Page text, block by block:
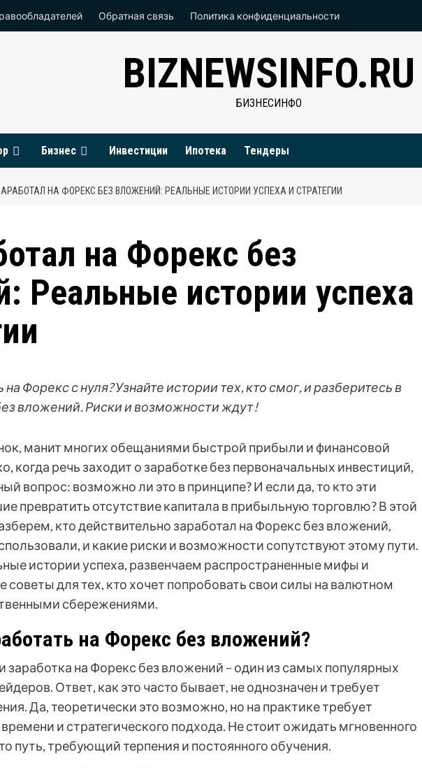
Обратная связь Политика конфиденциальности
BIZNEWSINFO.RU
БИЗНЕСИНФО
Бизнес Инвестиции Ипотека Тендеры
НА ФОРЕКС БЕЗ ВЛОЖЕНИЙ: РЕАЛЬНЫЕ ИСТОРИИ УСПЕХА И СТРАТЕГИИ
на Форекс без
Реальные истории успеха
Форекс с нуля? Узнайте истории тех, кто смог, и разберитесь в
вложений. Риски и возможности ждут!
манит многих обещаниями быстрой прибыли и финансовой
когда речь заходит о заработке без первоначальных инвестиций,
вопрос: возможно ли это в принципе? И если да, то кто эти
превратить отсутствие капитала в прибыльную торговлю? В этой
кто действительно заработал на Форекс без вложений,
и какие риски и возможности сопутствуют этому пути.
истории успеха, развенчаем распространенные мифы и
советы для тех, кто хочет попробовать свои силы на валютном
сбережениями.
на Форекс без вложений?
на Форекс без вложений – один из самых популярных
Ответ, как это часто бывает, не однозначен и требует
Да, теоретически это возможно, но на практике требует
и стратегического подхода. Не стоит ожидать мгновенного
путь, требующий терпения и постоянного обучения.